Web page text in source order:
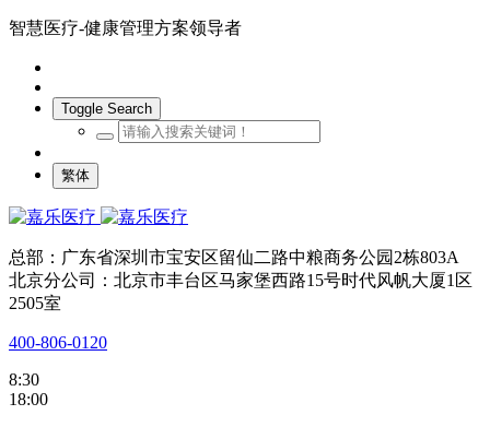
智慧医疗-健康管理方案领导者
Toggle Search
繁体
总部：广东省深圳市宝安区留仙二路中粮商务公园2栋803A
北京分公司：北京市丰台区马家堡西路15号时代风帆大厦1区
2505室
400-806-0120
8:30
18:00